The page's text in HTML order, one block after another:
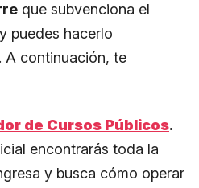
que subvenciona el
puedes hacerlo
. A continuación, te
de Cursos Públicos.
encontrarás toda la
y busca cómo operar